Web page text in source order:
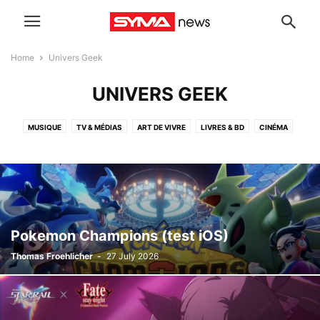
Home Univers Geek
UNIVERS GEEK
MUSIQUE TV & MÉDIAS ART DE VIVRE LIVRES & BD CINÉMA
COMMUNIQUÉS DE PRESSE ARCHIVES
Pokemon Champions (test iOS)
Thomas Froehlicher - 27 July 2026